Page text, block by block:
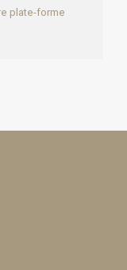
plate-forme